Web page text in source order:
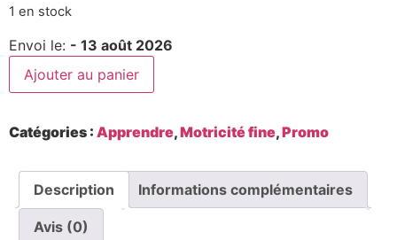
1 en stock
Envoi le: - 13 août 2026
Ajouter au panier
Catégories : Apprendre,Motricité fine,Promo
Description Informations complémentaires
Avis (0)